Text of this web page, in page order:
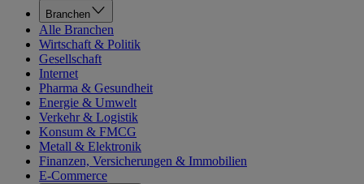
Branchen
Alle Branchen
Wirtschaft & Politik
Gesellschaft
Internet
Pharma & Gesundheit
Energie & Umwelt
Verkehr & Logistik
Konsum & FMCG
Metall & Elektronik
Finanzen, Versicherungen & Immobilien
E-Commerce